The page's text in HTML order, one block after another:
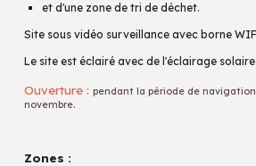
et d'une zone de tri de déchet.
Site sous vidéo surveillance avec borne
Le site est éclairé avec de l'éclairage solaire.
Ouverture :pendant la période de
novembre.
Zones :